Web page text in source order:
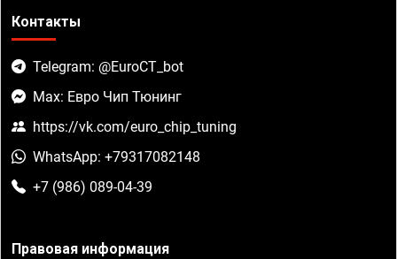
Контакты
Telegram: @EuroCT_bot
Max: Евро Чип Тюнинг
https://vk.com/euro_chip_tuning
WhatsApp: +79317082148
+7 (986) 089-04-39
Правовая информация